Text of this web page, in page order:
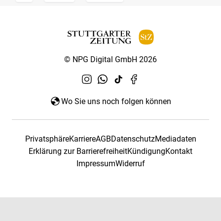
© NPG Digital GmbH 2026
Wo Sie uns noch folgen können
PrivatsphäreKarriereAGBDatenschutzMediadaten
Erklärung zur BarrierefreiheitKündigungKontakt
ImpressumWiderruf